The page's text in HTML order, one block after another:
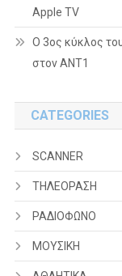
Apple TV
Ο 3ος κύκλος
στον ΑΝΤ1
CATEGORIES
SCANNER
ΤΗΛΕΟΡΑΣΗ
ΡΑΔΙΟΦΩΝΟ
ΜΟΥΣΙΚΗ